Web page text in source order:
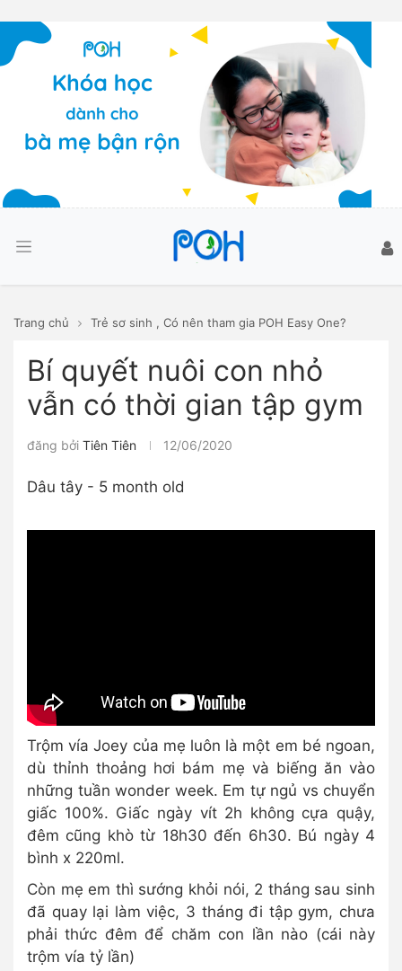
Trang chủ Trẻ sơ sinh , Có nên tham gia POH Easy One?
Bí quyết nuôi con nhỏ
vẫn có thời gian tập gym
đăng bởi Tiên Tiên 12/06/2020
Dâu tây - 5 month old
Trộm vía Joey của mẹ luôn là một em bé ngoan,
dù thỉnh thoảng hơi bám mẹ và biếng ăn vào
những tuần wonder week. Em tự ngủ vs chuyển
giấc 100%. Giấc ngày vít 2h không cựa quậy,
đêm cũng khò từ 18h30 đến 6h30. Bú ngày 4
bình x 220ml.
Còn mẹ em thì sướng khỏi nói, 2 tháng sau sinh
đã quay lại làm việc, 3 tháng đi tập gym, chưa
phải thức đêm để chăm con lần nào (cái này
trộm vía tỷ lần)